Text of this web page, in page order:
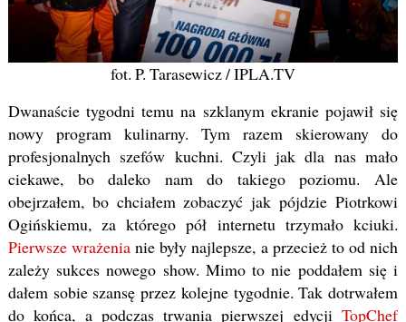
fot. P. Tarasewicz / IPLA.TV
Dwanaście tygodni temu na szklanym ekranie pojawił się
nowy program kulinarny. Tym razem skierowany do
profesjonalnych szefów kuchni. Czyli jak dla nas mało
ciekawe, bo daleko nam do takiego poziomu. Ale
obejrzałem, bo chciałem zobaczyć jak pójdzie Piotrkowi
Ogińskiemu, za którego pół internetu trzymało kciuki.
Pierwsze wrażenia nie były najlepsze, a przecież to od nich
zależy sukces nowego show. Mimo to nie poddałem się i
dałem sobie szansę przez kolejne tygodnie. Tak dotrwałem
do końca, a podczas trwania pierwszej edycjiTopChef